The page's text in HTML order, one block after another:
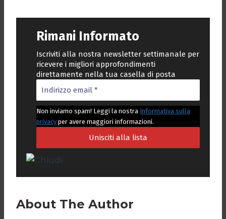
Rimani Informato
Iscriviti alla nostra newsletter settimanale per
ricevere i migliori approfondimenti
direttamente nella tua casella di posta
Non inviamo spam! Leggi la nostra Informativa sulla
privacy per avere maggiori informazioni.
About The Author